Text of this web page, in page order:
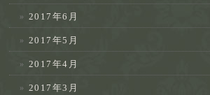
2017年6月
2017年5月
2017年4月
2017年3月